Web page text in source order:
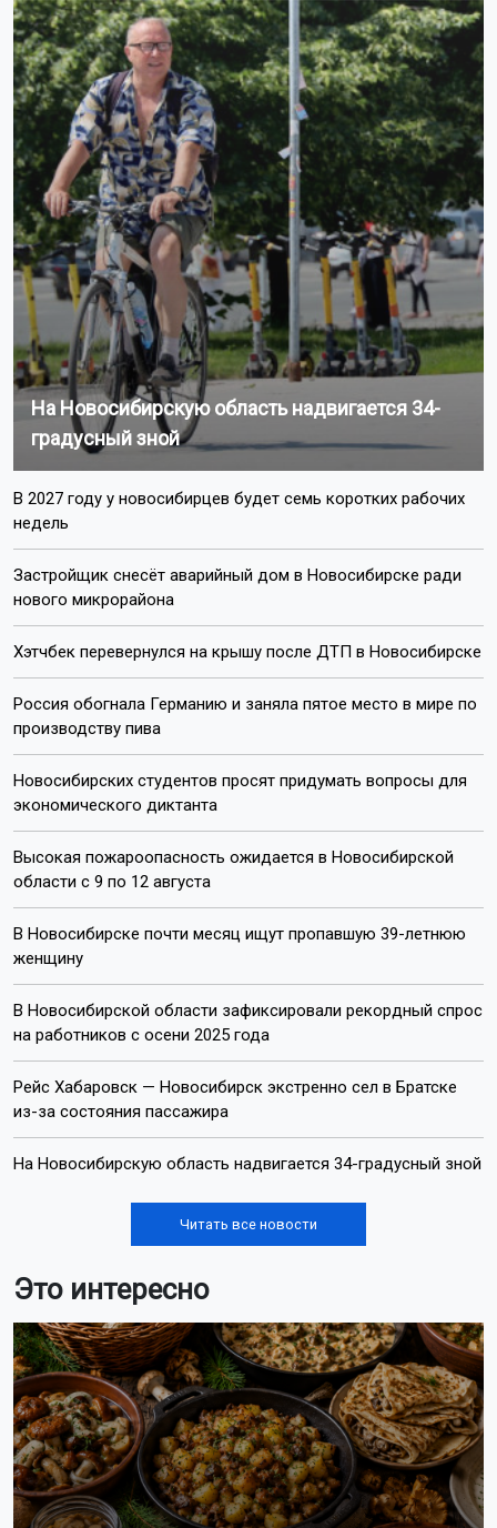
На Новосибирскую область надвигается 34-
градусный зной
В 2027 году у новосибирцев будет семь коротких рабочих
недель
Застройщик снесёт аварийный дом в Новосибирске ради
нового микрорайона
Хэтчбек перевернулся на крышу после ДТП в Новосибирске
Россия обогнала Германию и заняла пятое место в мире по
производству пива
Новосибирских студентов просят придумать вопросы для
экономического диктанта
Высокая пожароопасность ожидается в Новосибирской
области с 9 по 12 августа
В Новосибирске почти месяц ищут пропавшую 39-летнюю
женщину
В Новосибирской области зафиксировали рекордный спрос
на работников с осени 2025 года
Рейс Хабаровск — Новосибирск экстренно сел в Братске
из-за состояния пассажира
На Новосибирскую область надвигается 34-градусный зной
Читать все новости
Это интересно